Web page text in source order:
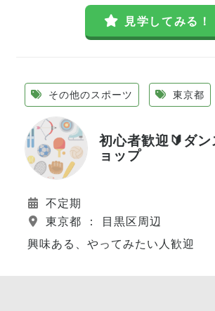
見学してみる！
その他のスポーツ 東京都
初心者歓迎🔰ダ
ョップ
不定期
東京都 ： 目黒区周辺
興味ある、やってみたい人歓迎